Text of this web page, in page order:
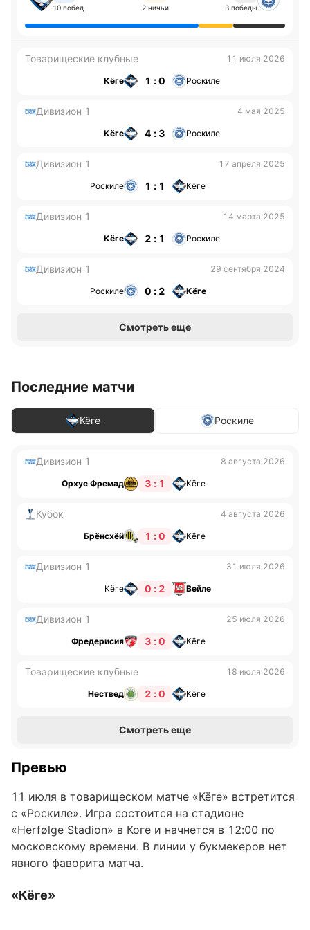
10 побед 2 ничьи 3 победы
Товарищеские клубные 11 июля 2026
Кёге 1 : 0 Роскиле
Дивизион 1 4 мая 2025
Кёге 4 : 3 Роскиле
Дивизион 1 17 апреля 2025
Роскиле 1 : 1 Кёге
Дивизион 1 14 марта 2025
Кёге 2 : 1 Роскиле
Дивизион 1 29 сентября 2024
Роскиле 0 : 2 Кёге
Смотреть еще
Последние матчи
Кёге Роскиле
Дивизион 1 8 августа 2026
Орхус Фремад 3 : 1 Кёге
Кубок 4 августа 2026
Брёнсхёй 1 : 0 Кёге
Дивизион 1 31 июля 2026
Кёге 0 : 2 Вейле
Дивизион 1 25 июля 2026
Фредерисия 3 : 0 Кёге
Товарищеские клубные 18 июля 2026
Нествед 2 : 0 Кёге
Смотреть еще
Превью
11 июля в товарищеском матче «Кёге» встретится
с «Роскиле». Игра состоится на стадионе
«Herfølge Stadion» в Коге и начнется в 12:00 по
московскому времени. В линии у букмекеров нет
явного фаворита матча.
«Кёге»